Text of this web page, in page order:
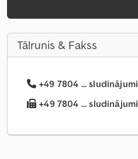
Tālrunis & Fakss
+49 7804 ... sludinājumi
+49 7804 ... sludinājumi